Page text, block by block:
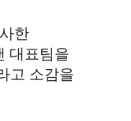
한
대표팀을
고 소감을